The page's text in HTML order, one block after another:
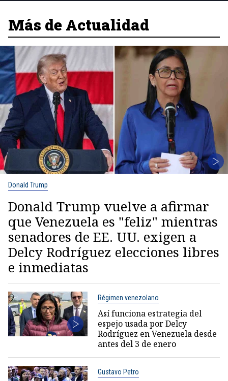
Más de Actualidad
Donald Trump
Donald Trump vuelve a afirmar
que Venezuela es "feliz" mientras
senadores de EE. UU. exigen a
Delcy Rodríguez elecciones libres
e inmediatas
Régimen venezolano
Así funciona estrategia del
espejo usada por Delcy
Rodríguez en Venezuela desde
antes del 3 de enero
Gustavo Petro